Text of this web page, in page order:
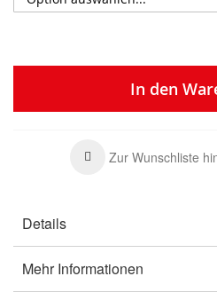
In den
Zur Wunschliste
Details
Mehr Informationen